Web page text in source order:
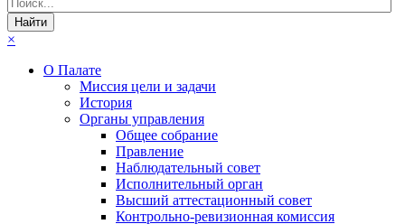
×
О Палате
Миссия цели и задачи
История
Органы управления
Общее собрание
Правление
Наблюдательный совет
Исполнительный орган
Высший аттестационный совет
Контрольно-ревизионная комиссия